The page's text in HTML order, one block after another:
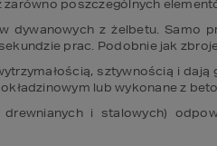
zarówno poszczególnych
dywanowych z żelbetu. Samo
prac. Podobnie jak
sztywnością i
lub wykonane z
i stalowych)